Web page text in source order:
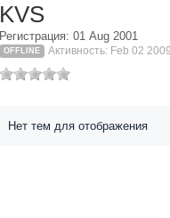
KVS
Регистрация: 01 Aug 2001
OFFLINE Активность: Feb 02
Нет тем для отображения